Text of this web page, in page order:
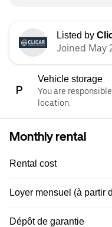
Listed by
Joined May
Vehicle storage
You are
location.
Monthly rental
Rental cost
Loyer mensuel (à partir
Dépôt de garantie